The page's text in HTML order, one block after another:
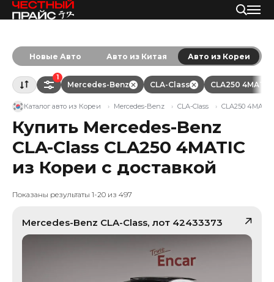
Новые Авто Авто из Китая Авто из Кореи
1
Mercedes-Benz CLA-Class CLA250 4MATIC
Каталог авто из Кореи Mercedes-Benz CLA-Class CLA250 4MATIC
Купить Mercedes-Benz
CLA-Class CLA250 4MATIC
из Кореи с доставкой
Показаны результаты 1-20 из 497
Mercedes-Benz CLA-Class, лот 42433373